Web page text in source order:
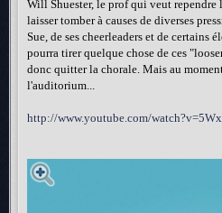
Will Shuester, le prof qui veut
laisser tomber à causes de diverses
Sue, de ses cheerleaders et de certains
pourra tirer quelque chose de ces
donc quitter la chorale. Mais au
l'auditorium...
http://www.youtube.com/